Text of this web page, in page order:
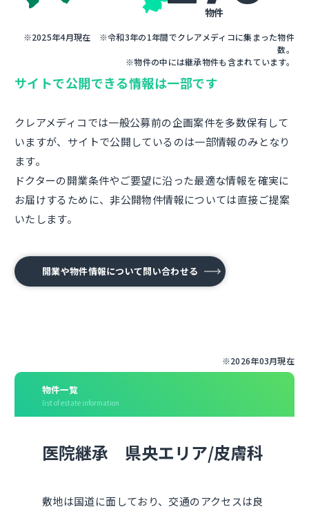
物件
※2025年4月現在 ※令和3年の1年間でクレアメディコに集まった物件
数。
※物件の中には継承物件も含まれています。
サイトで公開できる情報は一部です
クレアメディコでは一般公募前の企画案件を多数保有して
いますが、サイトで公開しているのは一部情報のみとなり
ます。
ドクターの開業条件やご要望に沿った最適な情報を確実に
お届けするために、非公開物件情報については直接ご提案
いたします。
開業や物件情報について問い合わせる
※2026年03月現在
物件一覧
list of estate information
医院継承 県央エリア/皮膚科
敷地は国道に面しており、交通のアクセスは良